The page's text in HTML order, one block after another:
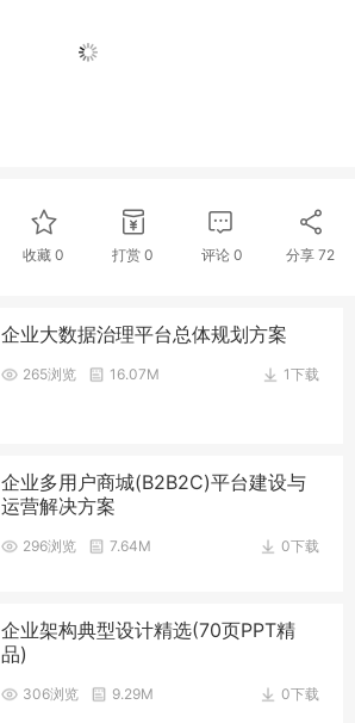
收藏0 打赏 0 评论 0 分享72
企业大数据治理平台总体规划方案
1下载
265浏览 16.07M
企业多用户商城(B2B2C)平台建设与
运营解决方案
0下载
296浏览 7.64M
企业架构典型设计精选(70页PPT精
品)
0下载
306浏览 9.29M